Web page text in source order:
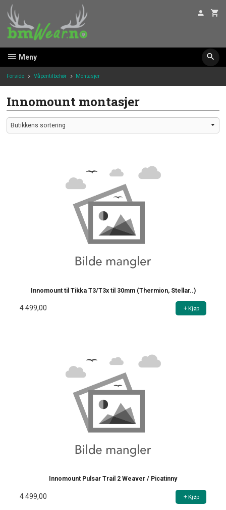
innholdet
Meny
Forside Våpentilbehør Montasjer
Innomount montasjer
Innomount til Tikka T3/T3x til 30mm (Thermion, Stellar..)
4 499,00 Kjøp
Innomount Pulsar Trail 2 Weaver / Picatinny
4 499,00 Kjøp